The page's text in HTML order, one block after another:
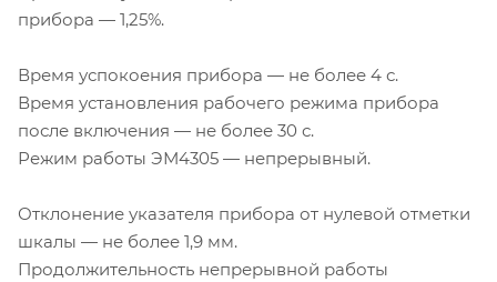
прибора — 1,25%.
Время успокоения прибора — не более 4 с.
Время установления рабочего режима прибора
после включения — не более 30 с.
Режим работы ЭМ4305 — непрерывный.
Отклонение указателя прибора от нулевой отметки
шкалы — не более 1,9 мм.
Продолжительность непрерывной работы